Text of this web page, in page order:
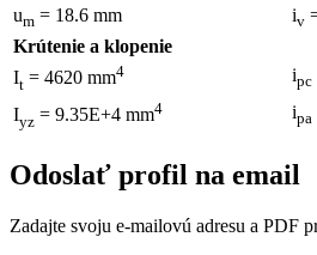
um = 18.6 mm iv
Krútenie a klopenie
It = 4620 mm4 ipc
Iyz = 9.35E+4 mm4 ipa
Odoslať profil na email
Zadajte svoju e-mailovú adresu a PDF